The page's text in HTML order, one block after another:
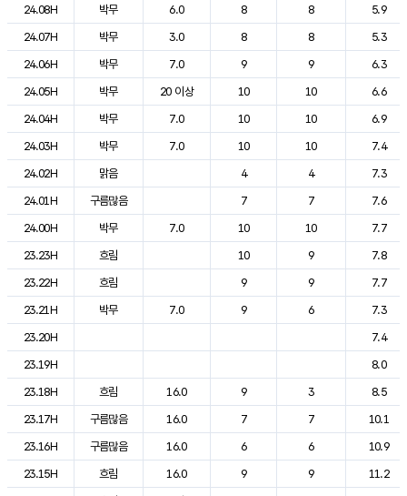
24.08H
박무 6.0 8 8
5.9
24.07H
박무 3.0 8 8
5.3
24.06H
박무 7.0 9 9
6.3
24.05H
박무 20 이상 10 10
6.6
24.04H
박무 7.0 10 10
6.9
24.03H
박무 7.0 10 10
7.4
24.02H
맑음 4 4
7.3
24.01H
구름많음 7 7
7.6
24.00H
박무 7.0 10 10
7.7
23.23H
흐림 10 9
7.8
23.22H
흐림 9 9
7.7
23.21H
박무 7.0 9 6
7.3
23.20H
7.4
23.19H
8.0
23.18H
흐림 16.0 9 3
8.5
23.17H
구름많음 16.0 7 7
10.1
23.16H
구름많음 16.0 6 6
10.9
23.15H
흐림 16.0 9 9
11.2